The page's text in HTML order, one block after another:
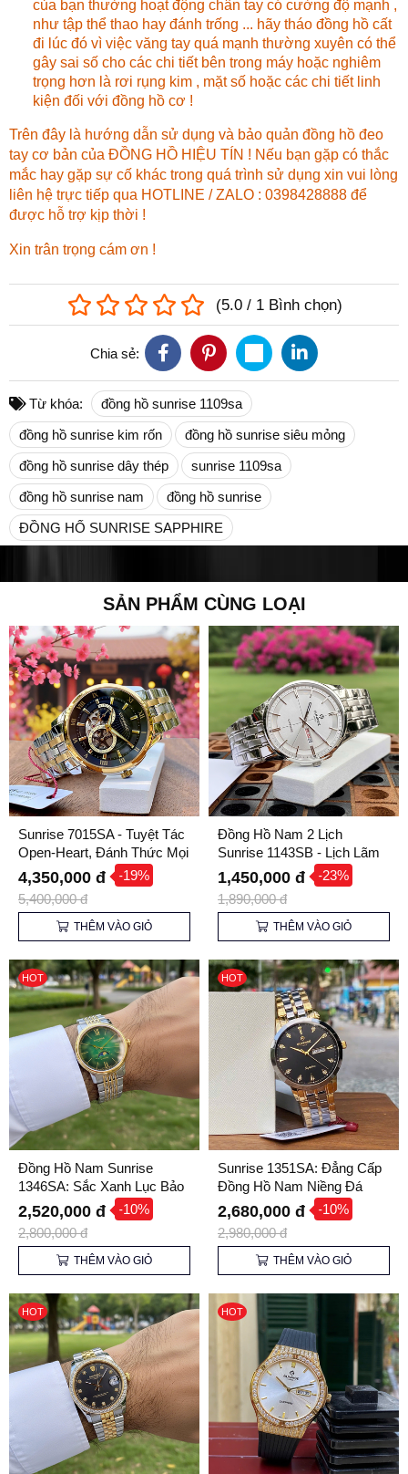
của bạn thường hoạt động chân tay có cường độ mạnh ,
như tập thể thao hay đánh trống ... hãy tháo đồng hồ cất
đi lúc đó vì việc văng tay quá mạnh thường xuyên có thể
gây sai số cho các chi tiết bên trong máy hoặc nghiêm
trọng hơn là rơi rụng kim , mặt số hoặc các chi tiết linh
kiện đối với đồng hồ cơ !
Trên đây là hướng dẫn sử dụng và bảo quản đồng hồ đeo
tay cơ bản của ĐỒNG HỒ HIỆU TÍN ! Nếu bạn gặp có thắc
mắc hay gặp sự cố khác trong quá trình sử dụng xin vui lòng
liên hệ trực tiếp qua HOTLINE / ZALO : 0398428888 để
được hỗ trợ kịp thời !
Xin trân trọng cám ơn !
(5.0 / 1 Bình chọn)
Chia sẻ:
Từ khóa:
đồng hồ sunrise 1109sa
đồng hồ sunrise kim rốn
đồng hồ sunrise siêu mỏng
đồng hồ sunrise dây thép
sunrise 1109sa
đồng hồ sunrise nam
đồng hồ sunrise
ĐỒNG HỐ SUNRISE SAPPHIRE
SẢN PHẨM CÙNG LOẠI
Sunrise 7015SA - Tuyệt Tác
Open-Heart, Đánh Thức Mọi
Mắt Nhìn
4,350,000 đ -19%
5,400,000 đ
THÊM VÀO GIỎ
Đồng Hồ Nam 2 Lịch
Sunrise 1143SB - Lịch Lãm
Nơi Công Sở
1,450,000 đ -23%
1,890,000 đ
THÊM VÀO GIỎ
HOT
Đồng Hồ Nam Sunrise
1346SA: Sắc Xanh Lục Bảo
Đẳng Cấp & Sang Trọng
2,520,000 đ -10%
2,800,000 đ
THÊM VÀO GIỎ
HOT
Sunrise 1351SA: Đẳng Cấp
Đồng Hồ Nam Niềng Đá
Ceramic – Bền Bỉ & Thời
Thượng
2,680,000 đ -10%
2,980,000 đ
THÊM VÀO GIỎ
HOT HOT